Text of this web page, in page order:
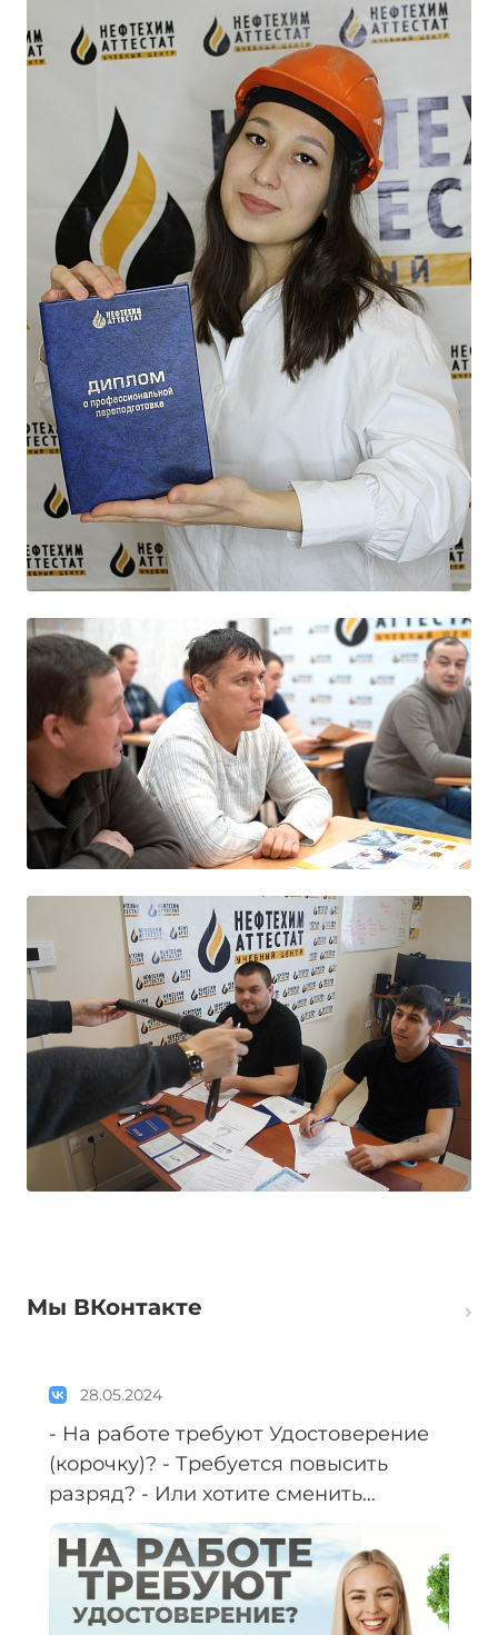
Мы ВКонтакте
28.05.2024
- На работе требуют Удостоверение
(корочку)? - Требуется повысить
разряд? - Или хотите сменить
профессию? Получите документы в
аккредитованном Учебном Центре
БЕЗ отрыва от работы. Почему
выбирают нас? - Экспресс-обучение: